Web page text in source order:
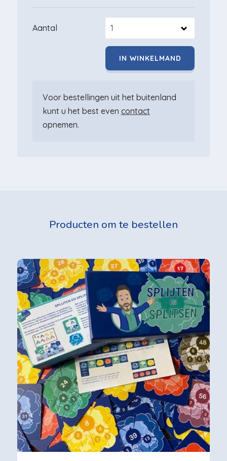
Aantal
Voor bestellingen uit het buitenland
kunt u het best even contact
opnemen.
Producten om te bestellen